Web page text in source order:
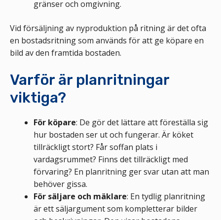
gränser och omgivning.
Vid försäljning av nyproduktion på ritning är det ofta
en bostadsritning som används för att ge köpare en
bild av den framtida bostaden.
Varför är planritningar
viktiga?
För köpare: De gör det lättare att föreställa sig
hur bostaden ser ut och fungerar. Är köket
tillräckligt stort? Får soffan plats i
vardagsrummet? Finns det tillräckligt med
förvaring? En planritning ger svar utan att man
behöver gissa.
För säljare och mäklare: En tydlig planritning
är ett säljargument som kompletterar bilder